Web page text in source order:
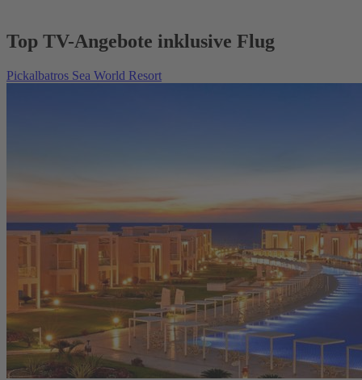
Top TV-Angebote inklusive Flug
Pickalbatros Sea World Resort